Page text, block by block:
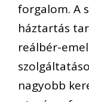
forgalom. A
háztartás
reálbér-
nagyobb